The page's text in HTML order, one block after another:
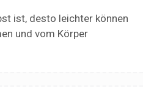
ist, desto leichter können
und vom Körper